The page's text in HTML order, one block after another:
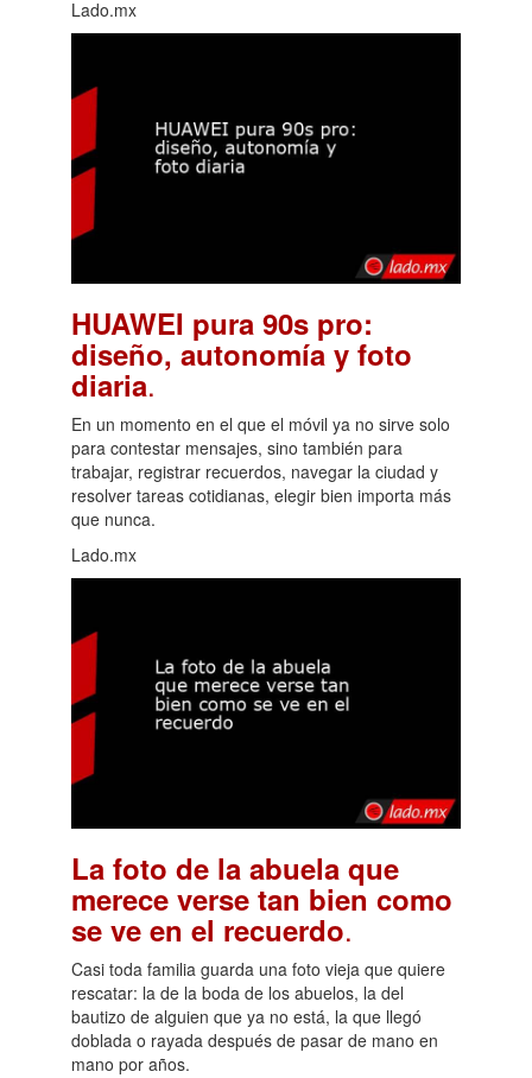
Lado.mx
HUAWEI pura 90s pro:
diseño, autonomía y foto
diaria.
En un momento en el que el móvil ya no sirve solo
para contestar mensajes, sino también para
trabajar, registrar recuerdos, navegar la ciudad y
resolver tareas cotidianas, elegir bien importa más
que nunca.
Lado.mx
La foto de la abuela que
merece verse tan bien como
se ve en el recuerdo.
Casi toda familia guarda una foto vieja que quiere
rescatar: la de la boda de los abuelos, la del
bautizo de alguien que ya no está, la que llegó
doblada o rayada después de pasar de mano en
mano por años.